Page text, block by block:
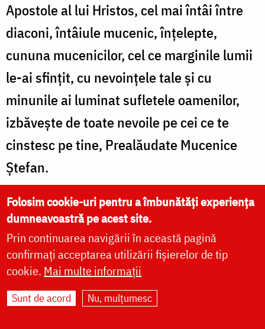
Apostole al lui Hristos, cel mai întâi între
diaconi, întâiule mucenic, înţelepte,
cununa mucenicilor, cel ce marginile lumii
le-ai sfinţit, cu nevoinţele tale şi cu
minunile ai luminat sufletele oamenilor,
izbăveşte de toate nevoile pe cei ce te
cinstesc pe tine, Prealăudate Mucenice
Ştefan.
SEDELNA
Glasul al 4-lea
Podobie: Spăimântatu-s-a Iosif...
Folosim cookie-uri pentru a îmbunătăți experiența
dumneavoastră pe acest site.
Prin continuarea navigării în această pagină
confirmați acceptarea utilizării fișierelor de tip
cookie. Mai multe informații
Sunt de acord Nu, mulțumesc